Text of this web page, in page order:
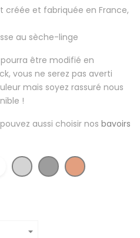
et fabriquée en France,
au sèche-linge
être modifié en
vous ne serez pas averti
mais soyez rassuré nous
!
aussi choisir nos bavoirs